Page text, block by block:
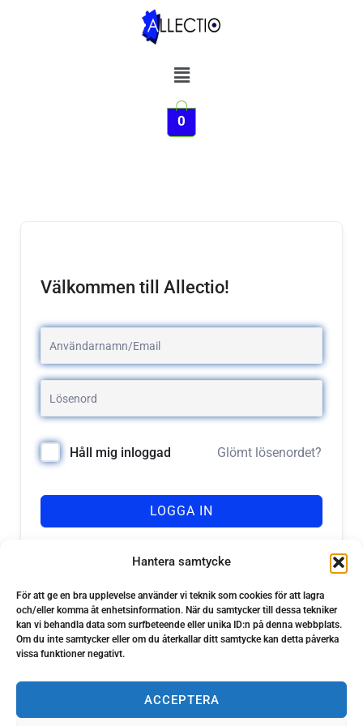
Hantera samtycke
För att ge en bra upplevelse använder vi teknik som cookies för att lagra
och/eller komma åt enhetsinformation. När du samtycker till dessa tekniker
kan vi behandla data som surfbeteende eller unika ID:n på denna webbplats.
Om du inte samtycker eller om du återkallar ditt samtycke kan detta påverka
vissa funktioner negativt.
ACCEPTERA
Meny
0
Välkommen till Allectio!
Håll mig inloggad Glömt lösenordet?
LOGGA IN
Har du inget konto? Registrera dig